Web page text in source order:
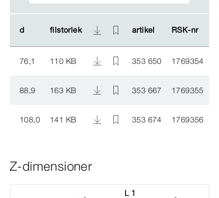
d filstorlek artikel RSK-​nr
d filstorlek artikel RSK-​nr
76,1 110 KB 353 650 1769354
88,9 163 KB 353 667 1769355
108,0 141 KB 353 674 1769356
Z-dimensioner